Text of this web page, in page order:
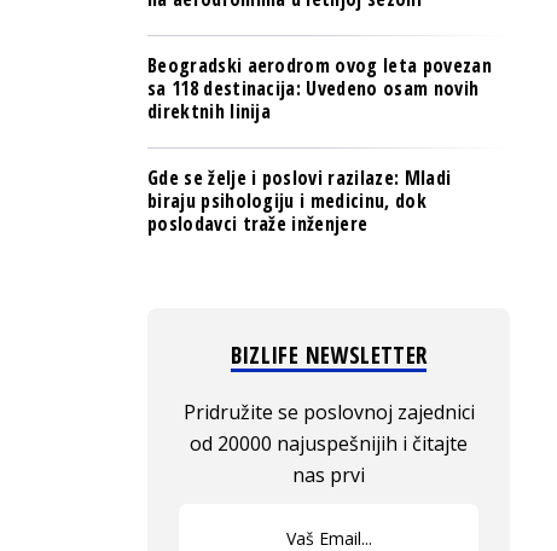
Beogradski aerodrom ovog leta povezan
sa 118 destinacija: Uvedeno osam novih
direktnih linija
Gde se želje i poslovi razilaze: Mladi
biraju psihologiju i medicinu, dok
poslodavci traže inženjere
BIZLIFE NEWSLETTER
Pridružite se poslovnoj zajednici
od 20000 najuspešnijih i čitajte
nas prvi